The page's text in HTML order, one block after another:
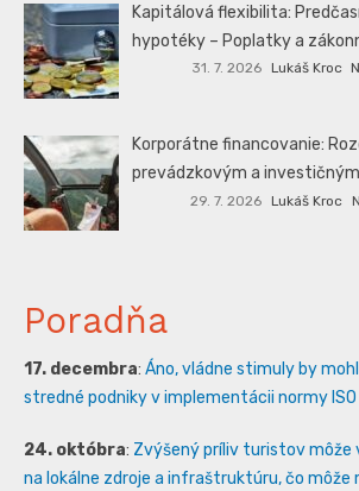
Kapitálová flexibilita:
hypotéky – Poplatky a
31. 7. 2026 Lukáš Kroc
Korporátne financovanie:
prevádzkovým a
29. 7. 2026 Lukáš Kroc
Poradňa
17. decembra: Áno, vládne stimuly by
stredné podniky v implementácii normy ISO
24. októbra: Zvýšený príliv turistov môže
na lokálne zdroje a infraštruktúru, čo môže